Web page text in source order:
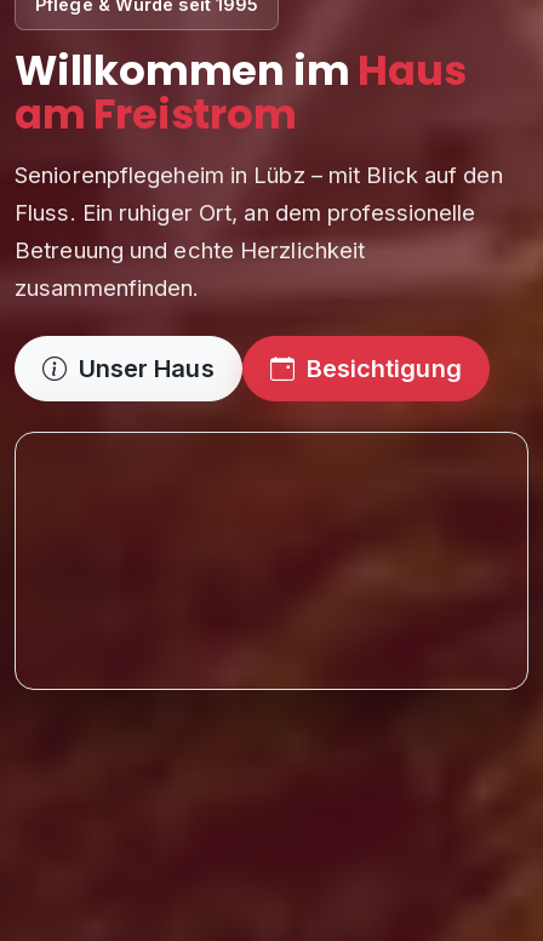
Pflege & Würde seit 1995
Willkommen im Haus
am Freistrom
Seniorenpflegeheim in Lübz – mit Blick auf den
Fluss. Ein ruhiger Ort, an dem professionelle
Betreuung und echte Herzlichkeit
zusammenfinden.
Unser Haus Besichtigung